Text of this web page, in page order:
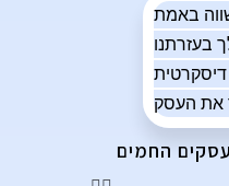
את העסק
החמים